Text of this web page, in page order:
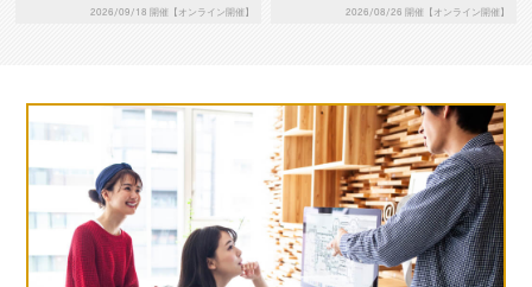
2026/09/18 開催【オンライン開催】 2026/08/26 開催【オンライン開催】